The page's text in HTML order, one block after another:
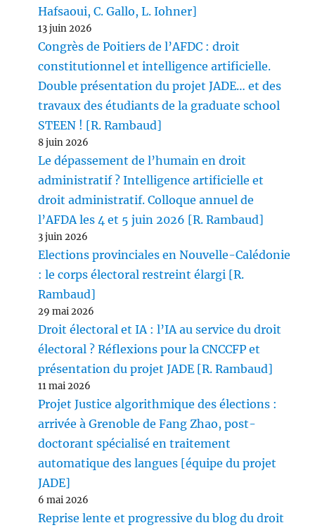
Hafsaoui, C. Gallo, L. Iohner]
13 juin 2026
Congrès de Poitiers de l’AFDC : droit
constitutionnel et intelligence artificielle.
Double présentation du projet JADE… et des
travaux des étudiants de la graduate school
STEEN ! [R. Rambaud]
8 juin 2026
Le dépassement de l’humain en droit
administratif ? Intelligence artificielle et
droit administratif. Colloque annuel de
l’AFDA les 4 et 5 juin 2026 [R. Rambaud]
3 juin 2026
Elections provinciales en Nouvelle-Calédonie
: le corps électoral restreint élargi [R.
Rambaud]
29 mai 2026
Droit électoral et IA : l’IA au service du droit
électoral ? Réflexions pour la CNCCFP et
présentation du projet JADE [R. Rambaud]
11 mai 2026
Projet Justice algorithmique des élections :
arrivée à Grenoble de Fang Zhao, post-
doctorant spécialisé en traitement
automatique des langues [équipe du projet
JADE]
6 mai 2026
Reprise lente et progressive du blog du droit